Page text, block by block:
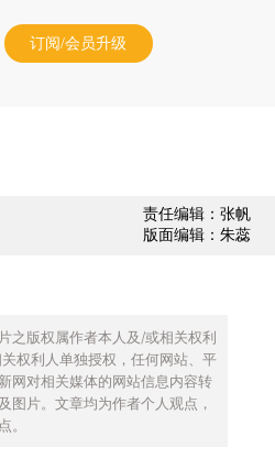
订阅/会员升级
责任编辑：张帆
版面编辑：朱蕊
之版权属作者本人及/或相关权利
权利人单独授权，任何网站、平
网对相关媒体的网站信息内容转
图片。文章均为作者个人观点，
。